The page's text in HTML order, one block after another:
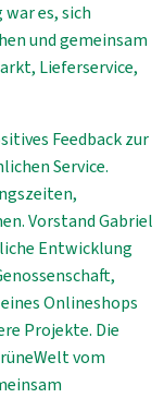
es, sich
und gemeinsam
Lieferservice,
Feedback zur
Service.
Vorstand Gabriel
Entwicklung
Onlineshops
Projekte. Die
vom